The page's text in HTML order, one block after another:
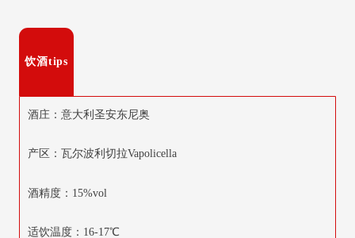
饮酒tips
酒庄：意大利圣安东尼奥
产区：瓦尔波利切拉Vapolicella
酒精度：15%vol
适饮温度：16-17℃